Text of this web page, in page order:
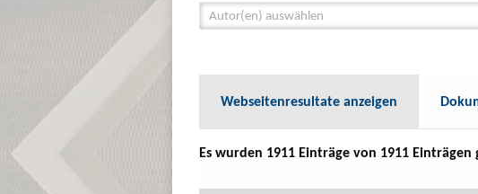
Autor(en) auswählen
Webseitenresultate anzeigen
Es wurden 1911 Einträge von 1911 Einträgen